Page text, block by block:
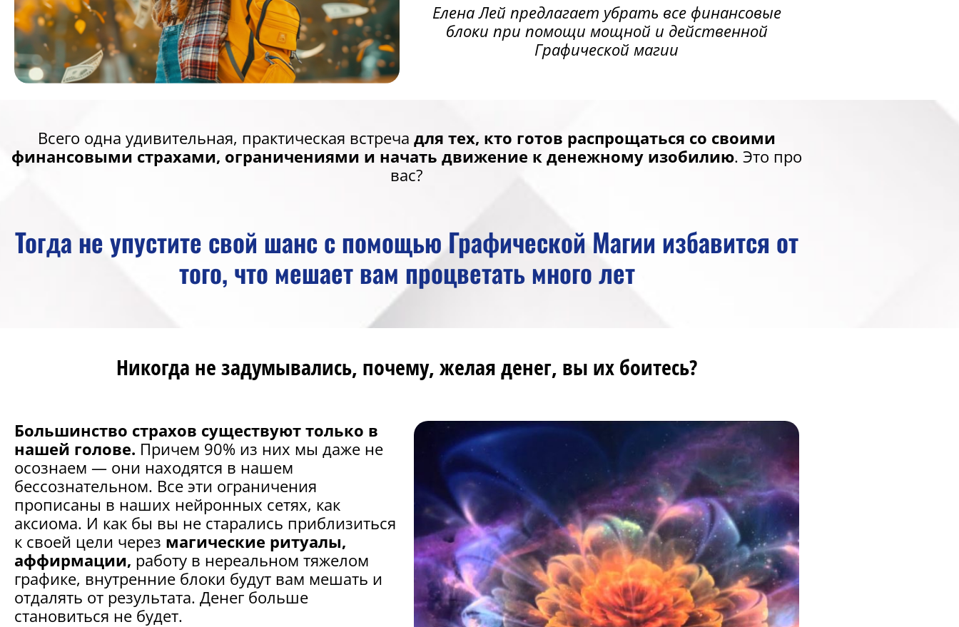
Елена Лей предлагает убрать все финансовые
блоки при помощи мощной и действенной
Графической магии
Всего одна удивительная, практическая встреча для тех, кто готов распрощаться со своими
финансовыми страхами, ограничениями и начать движение к денежному изобилию. Это про
вас?
Тогда не упустите свой шанс с помощью Графической Магии избавится от
того, что мешает вам процветать много лет
Никогда не задумывались, почему, желая денег, вы их боитесь?
Большинство страхов существуют только в
нашей голове. Причем 90% из них мы даже не
осознаем — они находятся в нашем
бессознательном. Все эти ограничения
прописаны в наших нейронных сетях, как
аксиома. И как бы вы не старались приблизиться
к своей цели через магические ритуалы,
аффирмации, работу в нереальном тяжелом
графике, внутренние блоки будут вам мешать и
отдалять от результата. Денег больше
становиться не будет.